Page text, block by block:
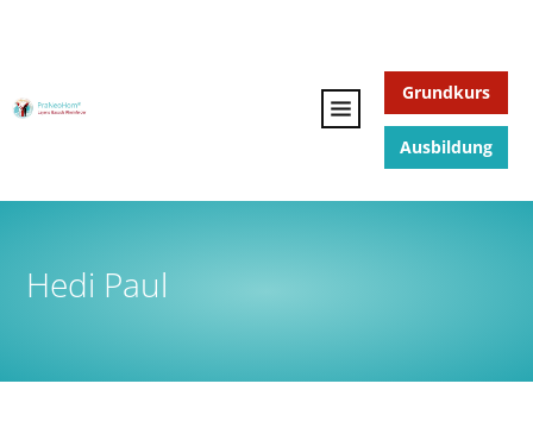
Grundkurs
Ausbildung
Hedi Paul